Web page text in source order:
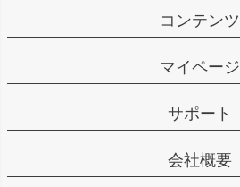
コンテンツ
マイページ
サポート
会社概要